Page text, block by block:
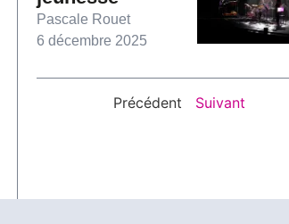
Pascale Rouet
6 décembre 2025
Précédent Suivant